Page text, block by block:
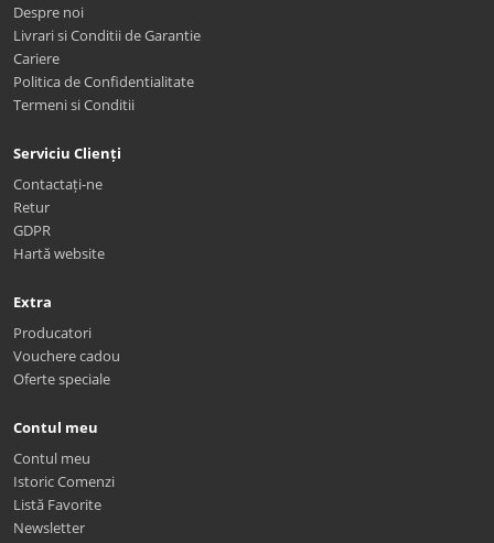
Despre noi
Livrari si Conditii de Garantie
Cariere
Politica de Confidentialitate
Termeni si Conditii
Serviciu Clienți
Contactați-ne
Retur
GDPR
Hartă website
Extra
Producatori
Vouchere cadou
Oferte speciale
Contul meu
Contul meu
Istoric Comenzi
Listă Favorite
Newsletter